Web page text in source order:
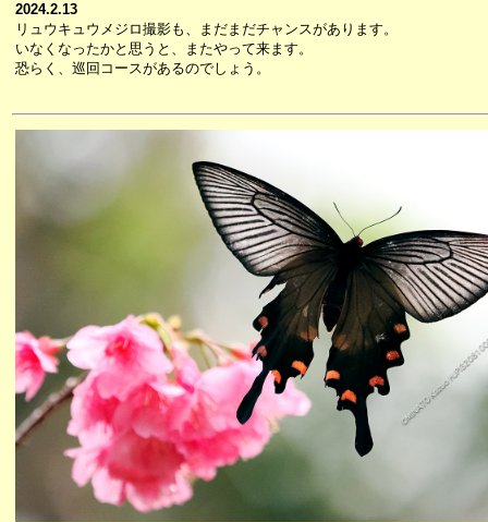
2024.2.13
リュウキュウメジロ撮影も、まだまだチャンスがあります。
いなくなったかと思うと、またやって来ます。
恐らく、巡回コースがあるのでしょう。